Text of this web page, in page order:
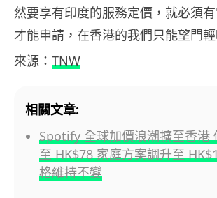
然要享有印度的服務定價，就必須
才能申請，在香港的我們只能望門輕
來源： TNW
相關文章:
Spotify 全球加價浪潮擴至香港
至 HK$78 家庭方案調升至
格維持不變